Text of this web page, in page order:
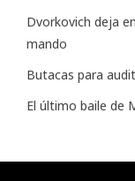
Dvorkovich deja
mando
Butacas para
El último baile de